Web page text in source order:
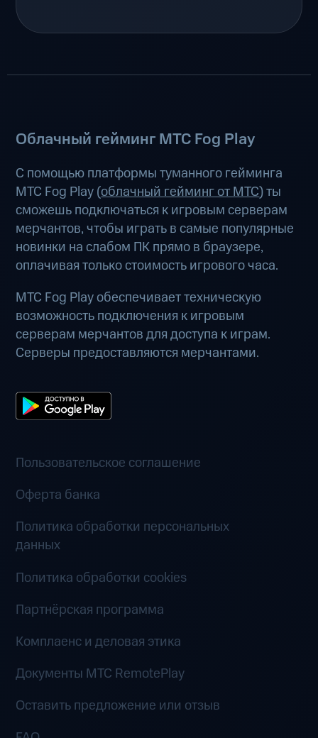
Облачный гейминг МТС Fog Play
С помощью платформы туманного гейминга
МТС Fog Play (облачный гейминг от МТС) ты
сможешь подключаться к игровым серверам
мерчантов, чтобы играть в самые популярные
новинки на слабом ПК прямо в браузере,
оплачивая только стоимость игрового часа.
МТС Fog Play обеспечивает техническую
возможность подключения к игровым
серверам мерчантов для доступа к играм.
Серверы предоставляются мерчантами.
Пользовательское соглашение
Оферта банка
Политика обработки персональных
данных
Политика обработки cookies
Партнёрская программа
Комплаенс и деловая этика
Документы MTC RemotePlay
Оставить предложение или отзыв